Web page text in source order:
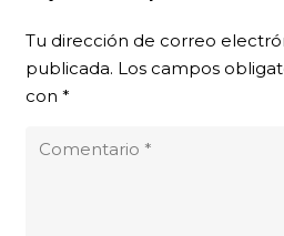
Tu dirección de correo
publicada. Los campos
con *